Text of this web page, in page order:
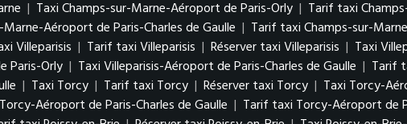
| Taxi Champs-sur-Marne-Aéroport de Paris-Orly | Tarif taxi
Aéroport de Paris-Charles de Gaulle | Tarif taxi Champs-sur-
Villeparisis | Tarif taxi Villeparisis | Réserver taxi Villeparisis | Taxi
Paris-Orly | Taxi Villeparisis-Aéroport de Paris-Charles de Gaulle | Tarif
| Taxi Torcy | Tarif taxi Torcy | Réserver taxi Torcy | Taxi Torcy-
Aéroport de Paris-Charles de Gaulle | Tarif taxi Torcy-Aéroport de